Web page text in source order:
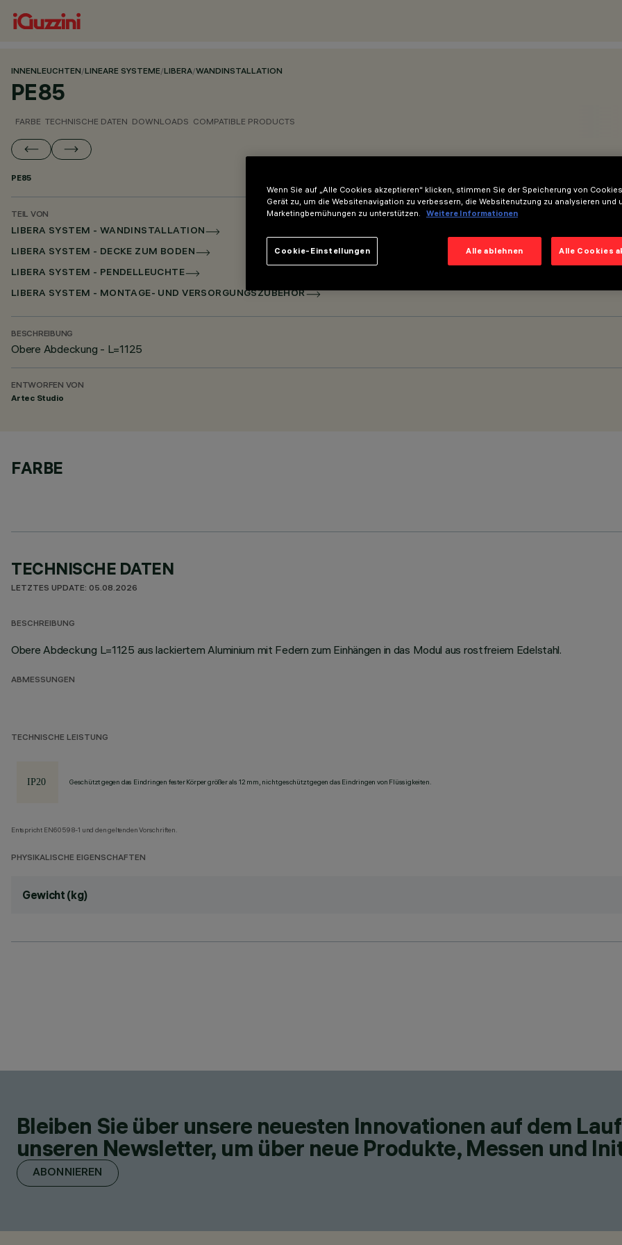
INNENLEUCHTEN/LINEARE SYSTEME/LIBERA/WANDINSTALLATION
PE85
FARBE TECHNISCHE DATEN DOWNLOADS COMPATIBLE PRODUCTS
PE85
TEIL VON
LIBERA SYSTEM - WANDINSTALLATION
LIBERA SYSTEM - DECKE ZUM BODEN
LIBERA SYSTEM - PENDELLEUCHTE
LIBERA SYSTEM - MONTAGE- UND VERSORGUNGSZUBEHÖR
BESCHREIBUNG
Obere Abdeckung - L=1125
ENTWORFEN VON
Artec Studio
FARBE
TECHNISCHE DATEN
LETZTES UPDATE: 05.08.2026
BESCHREIBUNG
Obere Abdeckung L=1125 aus lackiertem Aluminium mit Federn zum Einhängen in das Modul aus rostfreiem Edelstahl.
ABMESSUNGEN
TECHNISCHE LEISTUNG
Geschützt gegen das Eindringen fester Körper größer als 12 mm, nicht geschützt gegen das Eindringen von Flüssigkeiten.
Entspricht EN60598-1 und den geltenden Vorschriften.
PHYSIKALISCHE EIGENSCHAFTEN
Gewicht (kg)
Bleiben Sie über unsere neuesten Innovationen auf dem
unseren Newsletter, um über neue Produkte, Messen und
ABONNIEREN
Wenn Sie auf „Alle Cookies akzeptieren“ klicken, stimmen Sie der Speicherung von
Gerät zu, um die Websitenavigation zu verbessern, die Websitenutzung zu analysieren und
Marketingbemühungen zu unterstützen.
Weitere Informationen
Alle ablehnen Alle Cookies
Cookie-Einstellungen